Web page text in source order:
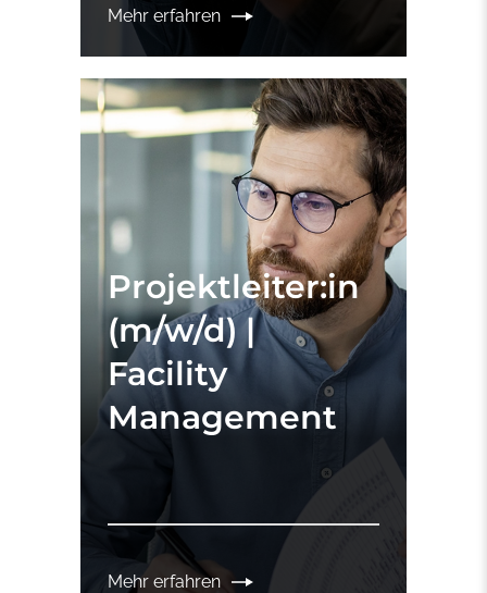
Mehr erfahren
Projektleiter:in
(m/w/d) |
Facility
Management
Mehr erfahren